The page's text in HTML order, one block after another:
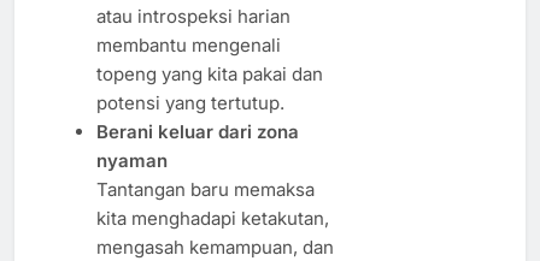
atau introspeksi harian
membantu mengenali
topeng yang kita pakai dan
potensi yang tertutup.
Berani keluar dari zona
nyaman
Tantangan baru memaksa
kita menghadapi ketakutan,
mengasah kemampuan, dan